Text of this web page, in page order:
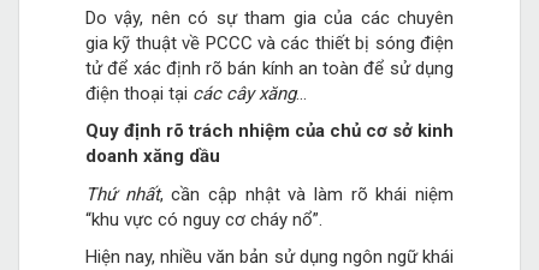
Do vậy, nên có sự tham gia của các chuyên
gia kỹ thuật về PCCC và các thiết bị sóng điện
tử để xác định rõ bán kính an toàn để sử dụng
điện thoại tại các cây xăng…
Quy định rõ trách nhiệm của chủ cơ sở kinh
doanh xăng dầu
Thứ nhất, cần cập nhật và làm rõ khái niệm
“khu vực có nguy cơ cháy nổ”.
Hiện nay, nhiều văn bản sử dụng ngôn ngữ khái